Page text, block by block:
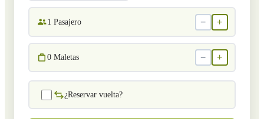
1 Pasajero − +
0 Maletas − +
¿Reservar vuelta?